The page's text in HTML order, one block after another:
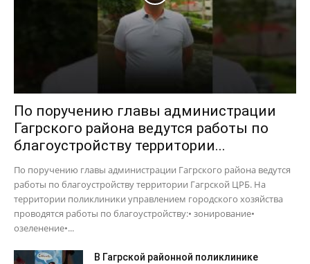
По поручению главы администрации
Гагрского района ведутся работы по
благоустройству территории...
По поручению главы администрации Гагрского района ведутся
работы по благоустройству территории Гагрской ЦРБ. На
территории поликлиники управлением городского хозяйства
проводятся работы по благоустройству:• зонирование•
озеленение•...
В Гагрской районной поликлинике